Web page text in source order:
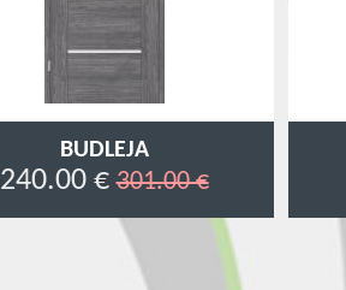
BUDLEJA
240.00 € 301.00 €